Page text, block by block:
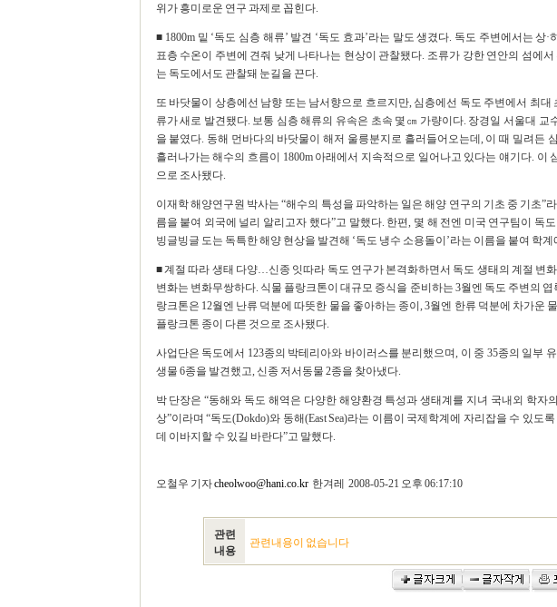
위가 흥미로운 연구 과제로 꼽힌다.
■ 1800m 밑 ‘독도 심층 해류’ 발견 ‘독도 효과’라는 말도 생겼다. 독도 주변에서는 상
표층 수온이 주변에 견줘 낮게 나타나는 현상이 관찰됐다. 조류가 강한 연안의 섬에
는 독도에서도 관찰돼 눈길을 끈다.
또 바닷물이 상층에선 남향 또는 남서향으로 흐르지만, 심층에선 독도 주변에서 최대
류가 새로 발견됐다. 보통 심층 해류의 유속은 초속 몇㎝ 가량이다. 장경일 서울대 교
을 붙였다. 동해 먼바다의 바닷물이 해저 울릉분지로 흘러들어오는데, 이 때 밀려든
흘러나가는 해수의 흐름이 1800m 아래에서 지속적으로 일어나고 있다는 얘기다. 이
으로 조사됐다.
이재학 해양연구원 박사는 “해수의 특성을 파악하는 일은 해양 연구의 기초 중 기초”
름을 붙여 외국에 널리 알리고자 했다”고 말했다. 한편, 몇 해 전엔 미국 연구팀이 독
빙글빙글 도는 독특한 해양 현상을 발견해 ‘독도 냉수 소용돌이’라는 이름을 붙여 학계
■ 계절 따라 생태 다양…신종 잇따라 독도 연구가 본격화하면서 독도 생태의 계절 변
변화는 변화무쌍하다. 식물 플랑크톤이 대규모 증식을 준비하는 3월엔 독도 주변의
랑크톤은 12월엔 난류 덕분에 따뜻한 물을 좋아하는 종이, 3월엔 한류 덕분에 차가운
플랑크톤 종이 다른 것으로 조사됐다.
사업단은 독도에서 123종의 박테리아와 바이러스를 분리했으며, 이 중 35종의 일부
생물 6종을 발견했고, 신종 저서동물 2종을 찾아냈다.
박 단장은 “동해와 독도 해역은 다양한 해양환경 특성과 생태계를 지녀 국내외 학자
상”이라며 “독도(Dokdo)와 동해(East Sea)라는 이름이 국제학계에 자리잡을 수 있도
데 이바지할 수 있길 바란다”고 말했다.
오철우 기자cheolwoo@hani.co.kr한겨레 2008-05-21 오후 06:17:10
관련
내용
관련내용이 없습니다